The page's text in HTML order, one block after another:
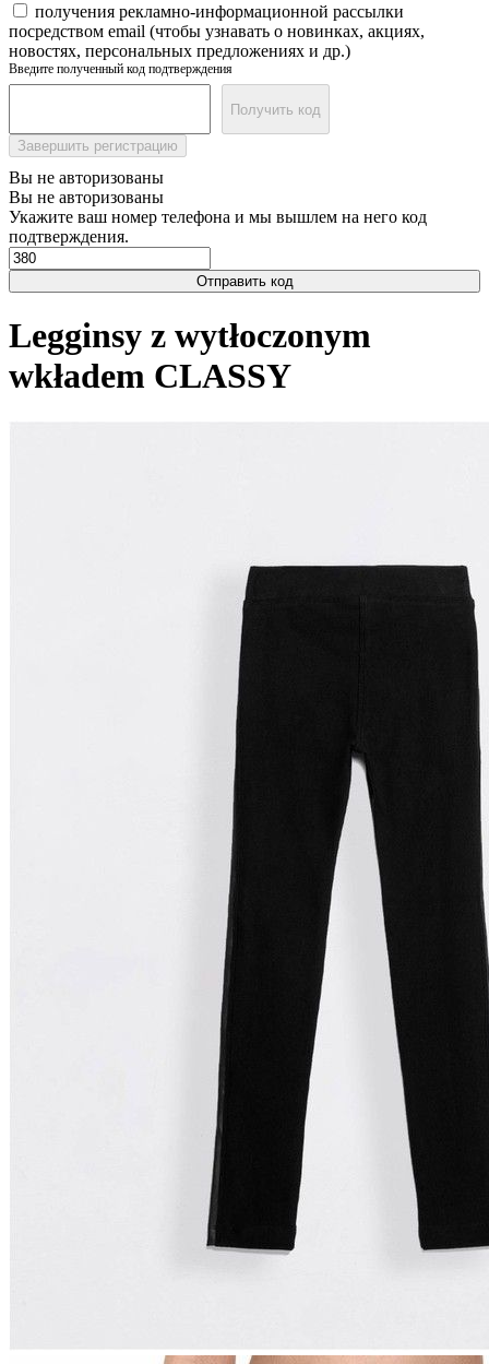
получения рекламно-информационной рассылки
посредством email (чтобы узнавать о новинках, акциях,
новостях, персональных предложениях и др.)
Введите полученный код подтверждения
Получить код
Завершить регистрацию
Вы не авторизованы
Вы не авторизованы
Укажите ваш номер телефона и мы вышлем на него код
подтверждения.
Отправить код
Legginsy z wytłoczonym
wkładem CLASSY